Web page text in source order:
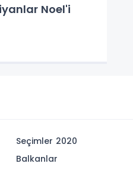
Noel'i
Seçimler 2020
Balkanlar